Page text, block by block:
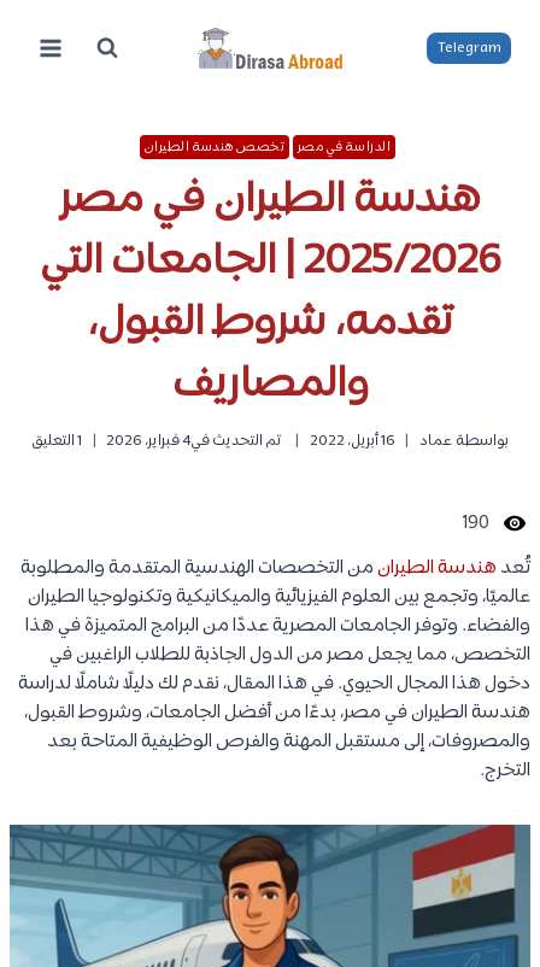
المحتوى
Telegram
الدراسة في مصر تخصص هندسة الطيران
هندسة الطيران في مصر
2025/2026 | الجامعات التي
تقدمه، شروط القبول،
والمصاريف
بواسطة عماد 16 أبريل، 2022 تم التحديث في4 فبراير، 2026 1 التعليق
190
تُعد هندسة الطيرانمن التخصصات الهندسية المتقدمة والمطلوبة
عالميًا، وتجمع بين العلوم الفيزيائية والميكانيكية وتكنولوجيا الطيران
والفضاء. وتوفر الجامعات المصرية عددًا من البرامج المتميزة في هذا
التخصص، مما يجعل مصر من الدول الجاذبة للطلاب الراغبين في
دخول هذا المجال الحيوي. في هذا المقال، نقدم لك دليلًا شاملًا لدراسة
هندسة الطيران في مصر، بدءًا من أفضل الجامعات، وشروط القبول،
والمصروفات، إلى مستقبل المهنة والفرص الوظيفية المتاحة بعد
التخرج.